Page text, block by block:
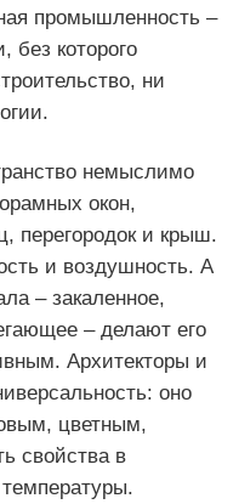
промышленность –
без которого
ни
немыслимо
окон,
перегородок и крыш.
и воздушность. А
– закаленное,
– делают его
Архитекторы и
оно
цветным,
свойства в